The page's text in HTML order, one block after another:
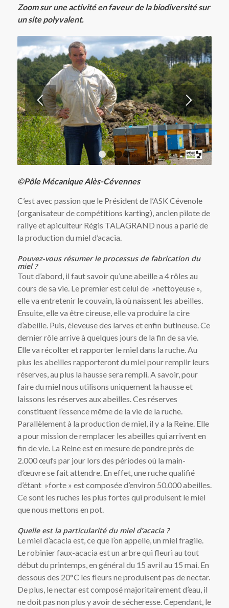
Zoom sur une activité en faveur de la biodiversité sur
un site polyvalent.
1 2 3 4
©Pôle Mécanique Alès-Cévennes
C’est avec passion que le Président de l’ASK Cévenole
(organisateur de compétitions karting), ancien pilote de
rallye et apiculteur Régis TALAGRAND nous a parlé de
la production du miel d’acacia.
Pouvez-vous résumer le processus de fabrication du
miel ?
Tout d’abord, il faut savoir qu’une abeille a 4 rôles au
cours de sa vie. Le premier est celui de »nettoyeuse »,
elle va entretenir le couvain, là où naissent les abeilles.
Ensuite, elle va être cireuse, elle va produire la cire
d’abeille. Puis, éleveuse des larves et enfin butineuse. Ce
dernier rôle arrive à quelques jours de la fin de sa vie.
Elle va récolter et rapporter le miel dans la ruche. Au
plus les abeilles rapporteront du miel pour remplir leurs
réserves, au plus la hausse sera rempli. A savoir, pour
faire du miel nous utilisons uniquement la hausse et
laissons les réserves aux abeilles. Ces réserves
constituent l’essence même de la vie de la ruche.
Parallèlement à la production de miel, il y a la Reine. Elle
a pour mission de remplacer les abeilles qui arrivent en
fin de vie. La Reine est en mesure de pondre près de
2.000 œufs par jour lors des périodes où la main-
d’œuvre se fait attendre. En effet, une ruche qualifié
d’étant »forte » est composée d’environ 50.000 abeilles.
Ce sont les ruches les plus fortes qui produisent le miel
que nous mettons en pot.
Quelle est la particularité du miel d’acacia ?
Le miel d’acacia est, ce que l’on appelle, un miel fragile.
Le robinier faux-acacia est un arbre qui fleuri au tout
début du printemps, en général du 15 avril au 15 mai. En
dessous des 20°C les fleurs ne produisent pas de nectar.
De plus, le nectar est composé majoritairement d’eau, il
ne doit pas non plus y avoir de sécheresse. Cependant, le